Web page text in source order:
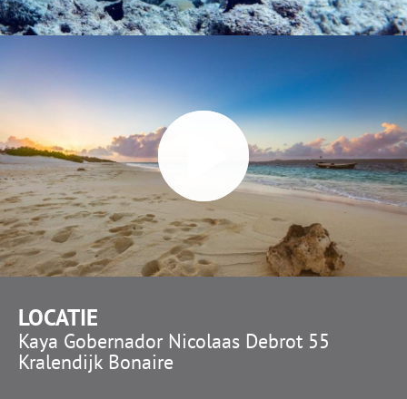
LOCATIE
Kaya Gobernador Nicolaas Debrot 55
Kralendijk Bonaire